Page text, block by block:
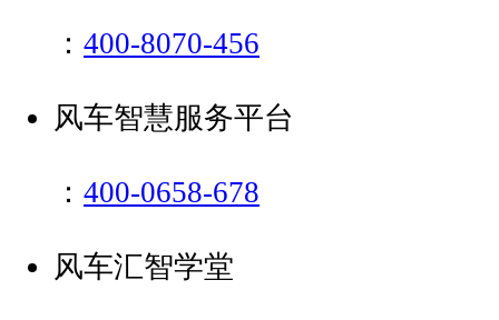
： 400-8070-456
风车智慧服务平台
： 400-0658-678
风车汇智学堂